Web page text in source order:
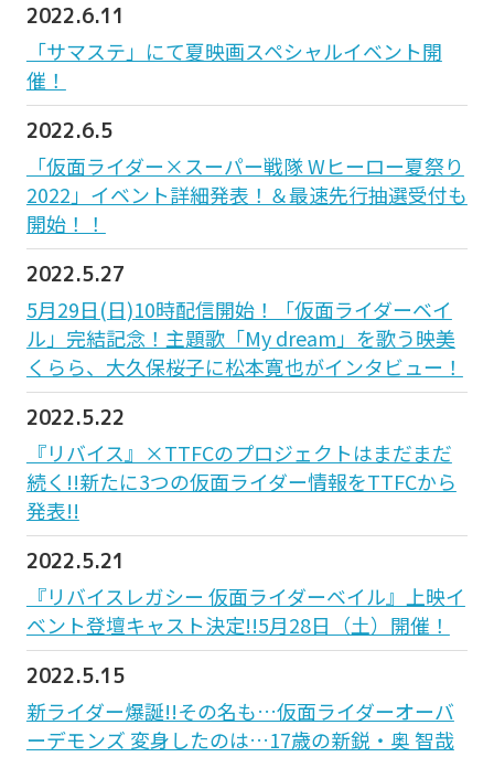
2022.6.11
「サマステ」にて夏映画スペシャルイベント開
催！
2022.6.5
「仮面ライダー×スーパー戦隊 Wヒーロー夏祭り
2022」イベント詳細発表！＆最速先行抽選受付も
開始！！
2022.5.27
5月29日(日)10時配信開始！「仮面ライダーベイ
ル」完結記念！主題歌「My dream」を歌う映美
くらら、大久保桜子に松本寛也がインタビュー！
2022.5.22
『リバイス』×TTFCのプロジェクトはまだまだ
続く!!新たに3つの仮面ライダー情報をTTFCから
発表!!
2022.5.21
『リバイスレガシー 仮面ライダーベイル』上映イ
ベント登壇キャスト決定!!5月28日（土）開催！
2022.5.15
新ライダー爆誕!!その名も…仮面ライダーオーバ
ーデモンズ 変身したのは…17歳の新鋭・奥 智哉